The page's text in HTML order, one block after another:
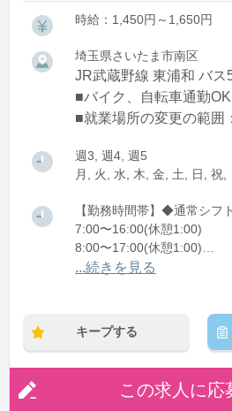
時給：1,450円～1,650円
埼玉県さいたま市南区
JR武蔵野線 東浦和 バス
■バイク、自転車通勤OK
■就業場所の変更の範囲
週3, 週4, 週5
月, 火, 水, 木, 金, 土, 日, 祝,
【勤務時間帯】◆通常シフ
7:00〜16:00(休憩1:00)
8:00〜17:00(休憩1:00)
12:00〜21:00(休憩1:00)
...続きを見る
キープする
この求人に応